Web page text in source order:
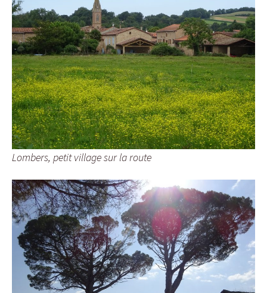
Lombers, petit village sur la route